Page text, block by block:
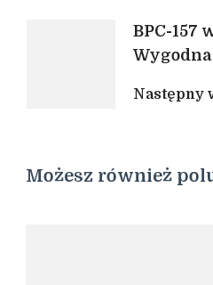
BPC-157
Następny
Możesz również